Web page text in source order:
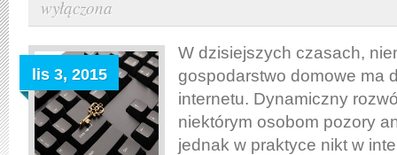
wyłączona
lis 3, 2015
W dzisiejszych czasach,
gospodarstwo domowe ma
internetu. Dynamiczny
niektórym osobom pozory
jednak w praktyce nikt w